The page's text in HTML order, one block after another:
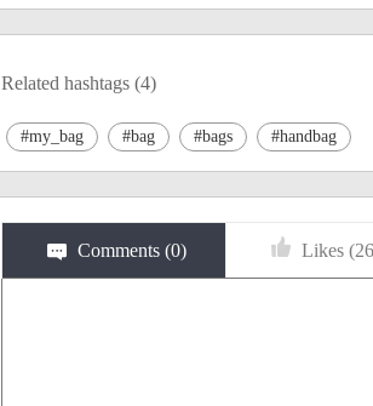
Related hashtags (4)
#my_bag #bag #bags #handbag
Comments (0) Likes (26